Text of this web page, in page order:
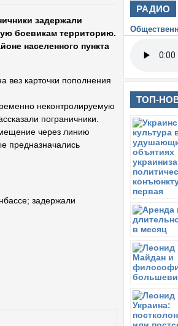
задержали
боевикам территорию.
населенного пункта
вез карточки пополнения
неконтролируемую
пограничники.
через линию
предназначались
; задержали
РАДИО
ТОП-